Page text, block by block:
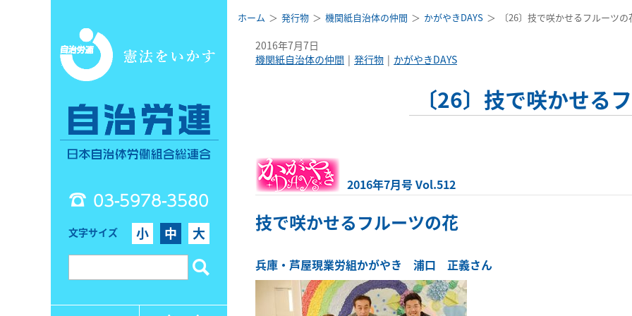
03-5978-3580
文字サイズ 小 中 大
ホーム 発行物 機関紙自治体の仲間 かがやきDAYS 〔26〕技で咲かせるフルーツの
2016年7月7日
機関紙自治体の仲間
発行物 かがやきDAYS
〔26〕技で咲かせる
2016年7月号 Vol.512
技で咲かせるフルーツの花
兵庫・芦屋現業労組かがやき 浦口 正義さん